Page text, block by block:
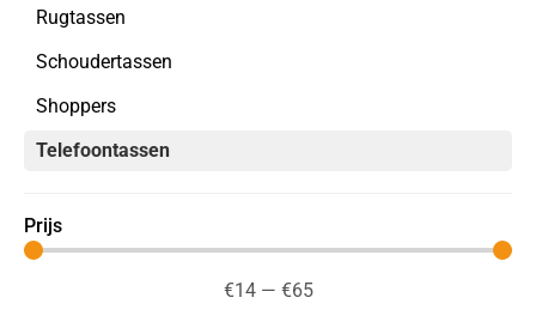
Rugtassen
Schoudertassen
Shoppers
Telefoontassen
Prijs
€14— €65